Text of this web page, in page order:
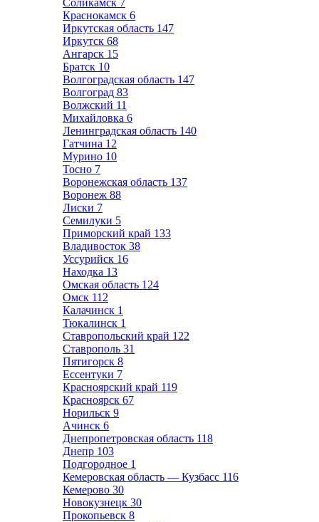
Соликамск 7
Краснокамск 6
Иркутская область 147
Иркутск 68
Ангарск 15
Братск 10
Волгоградская область 147
Волгоград 83
Волжский 11
Михайловка 6
Ленинградская область 140
Гатчина 12
Мурино 10
Тосно 7
Воронежская область 137
Воронеж 88
Лиски 7
Семилуки 5
Приморский край 133
Владивосток 38
Уссурийск 16
Находка 13
Омская область 124
Омск 112
Калачинск 1
Тюкалинск 1
Ставропольский край 122
Ставрополь 31
Пятигорск 8
Ессентуки 7
Красноярский край 119
Красноярск 67
Норильск 9
Ачинск 6
Днепропетровская область 118
Днепр 103
Подгородное 1
Кемеровская область — Кузбасс 116
Кемерово 30
Новокузнецк 30
Прокопьевск 8